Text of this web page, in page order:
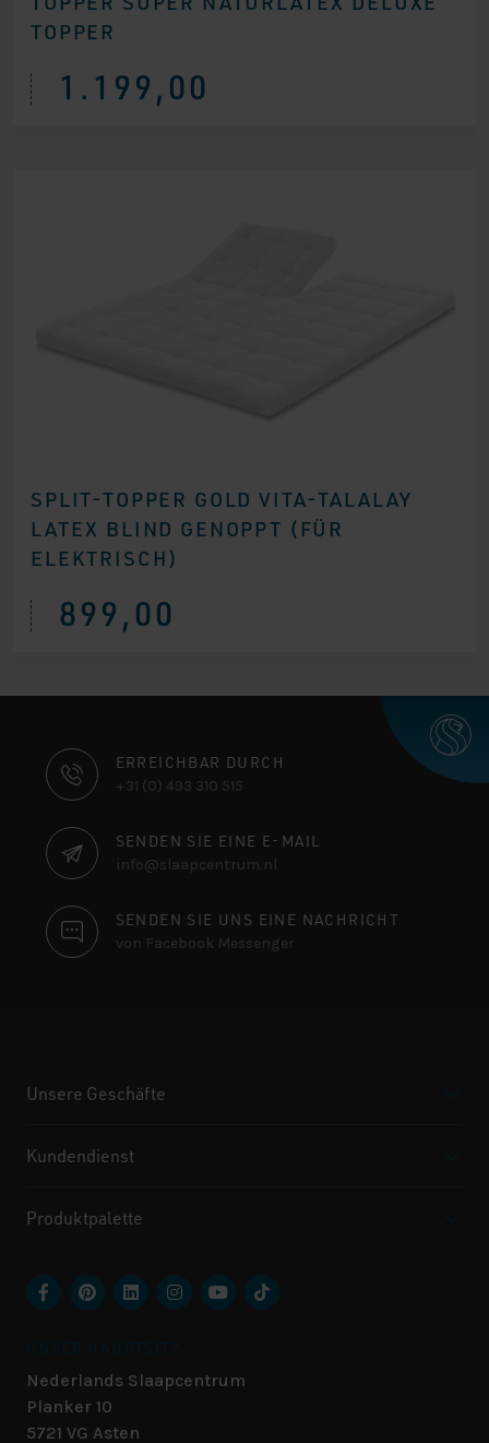
TOPPER
1.199,00
SPLIT-TOPPER GOLD VITA-TALALAY
LATEX BLIND GENOPPT (FÜR
ELEKTRISCH)
899,00
KONTAKTINFORMATIONEN
ERREICHBAR DURCH
+31 (0) 493 310 515
SENDEN SIE EINE E-MAIL
info@slaapcentrum.nl
SENDEN SIE UNS EINE NACHRICHT
von Facebook Messenger
Unsere Geschäfte
Kundendienst
Produktpalette
Nederlands Slaapcentrum
Planker 10
5721 VG Asten